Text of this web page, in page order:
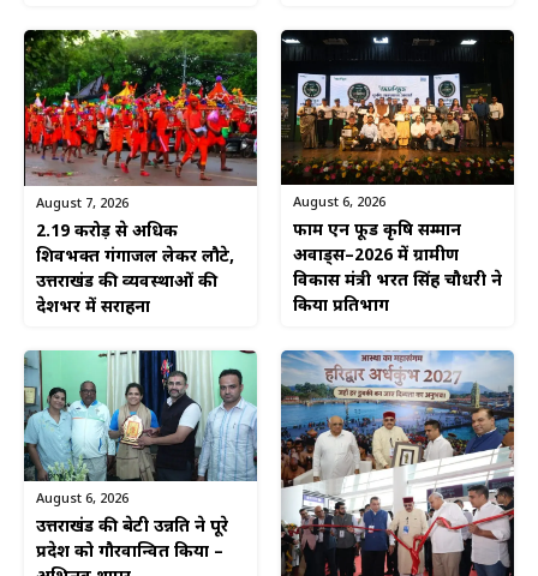
August 7, 2026
2.19 करोड़ से अधिक
शिवभक्त गंगाजल लेकर लौटे,
उत्तराखंड की व्यवस्थाओं की
देशभर में सराहना
August 6, 2026
फार्म एन फूड कृषि सम्मान
अवार्ड्स–2026 में ग्रामीण
विकास मंत्री भरत सिंह चौधरी ने
किया प्रतिभाग
August 6, 2026
उत्तराखंड की बेटी उन्नति ने पूरे
प्रदेश को गौरवान्वित किया –